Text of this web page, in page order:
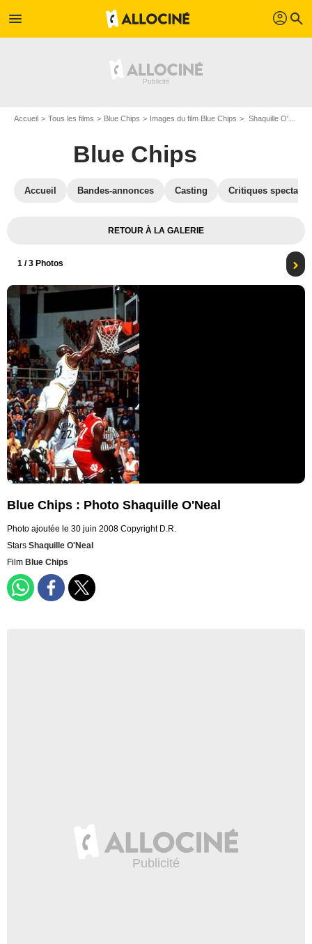
menu profil search
Accueil Tous les films Blue Chips Images du film Blue Chips Shaquille O'Neal
Blue Chips
Accueil Bandes-annonces Casting Critiques
RETOUR À LA GALERIE
1 / 3 Photos
Blue Chips : Photo Shaquille O'Neal
Photo ajoutée le 30 juin 2008 Copyright D.R.
Stars Shaquille O'Neal
Film Blue Chips